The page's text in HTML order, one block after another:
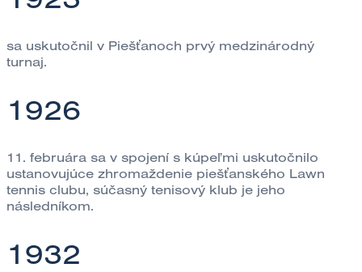
sa uskutočnil v Piešťanoch prvý medzinárodný
turnaj.
1926
11. februára sa v spojení s kúpeľmi uskutočnilo
ustanovujúce zhromaždenie piešťanského Lawn
tennis clubu, súčasný tenisový klub je jeho
následníkom.
1932